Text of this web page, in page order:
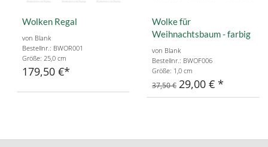
Wolken Regal
von Blank
Bestellnr.: BWOR001
Größe: 25,0 cm
179,50 €
Wolke für
Weihnachtsbaum - farbig
von Blank
Bestellnr.: BWOF006
Größe: 1,0 cm
37,50 € 29,00 €